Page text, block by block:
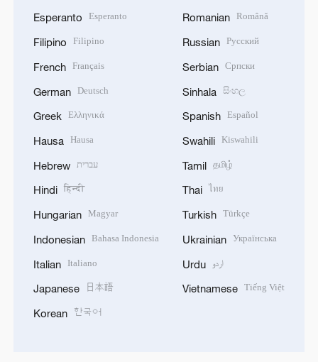
Esperanto Esperanto
Filipino Filipino
French Français
German Deutsch
Greek Ελληνικά
Hausa Hausa
Hebrew עברית
Hindi हिन्दी
Hungarian Magyar
Indonesian Bahasa Indonesia
Italian Italiano
Japanese 日本語
Korean 한국어
Romanian Română
Russian Русский
Serbian Српски
Sinhala සිංහල
Spanish Español
Swahili Kiswahili
Tamil தமிழ்
Thai ไทย
Turkish Türkçe
Ukrainian Українська
Urdu اردو
Vietnamese Tiếng Việt